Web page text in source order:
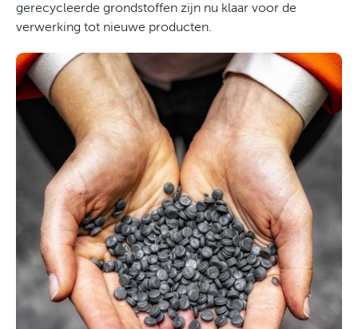
gerecycleerde grondstoffen zijn nu klaar voor de
verwerking tot nieuwe producten.